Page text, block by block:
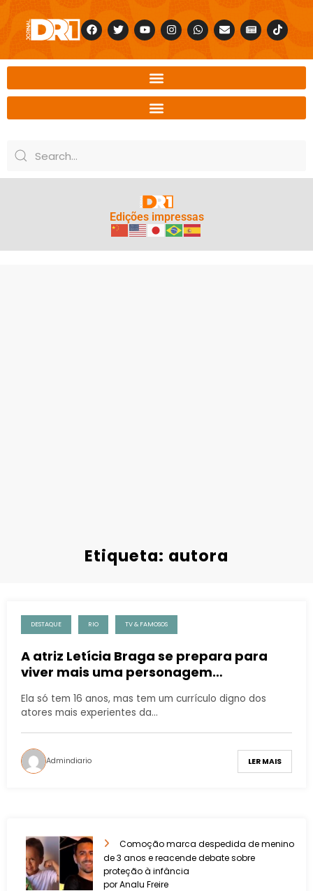
Edições impressas
Etiqueta: autora
DESTAQUE RIO TV & FAMOSOS
A atriz Letícia Braga se prepara para
viver mais uma personagem
Ela só tem 16 anos, mas tem um currículo digno dos
atores mais experientes da…
Admindiario LER MAIS
Comoção marca despedida de menino
de 3 anos e reacende debate sobre
proteção à infância
por Analu Freire